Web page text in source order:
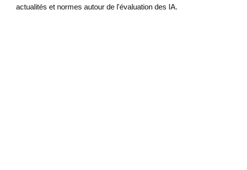
actualités et normes autour de l'évaluation des IA.